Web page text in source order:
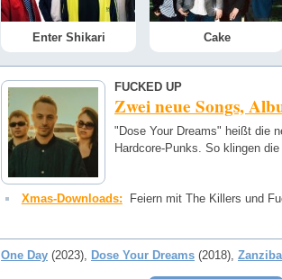
Enter Shikari Cake
FUCKED UP
Zwei neue Songs,
"Dose Your Dreams" heißt die
Hardcore-Punks. So klingen die
Xmas-Downloads: Feiern mit The Killers und
One Day (2023) Dose Your Dreams (2018)